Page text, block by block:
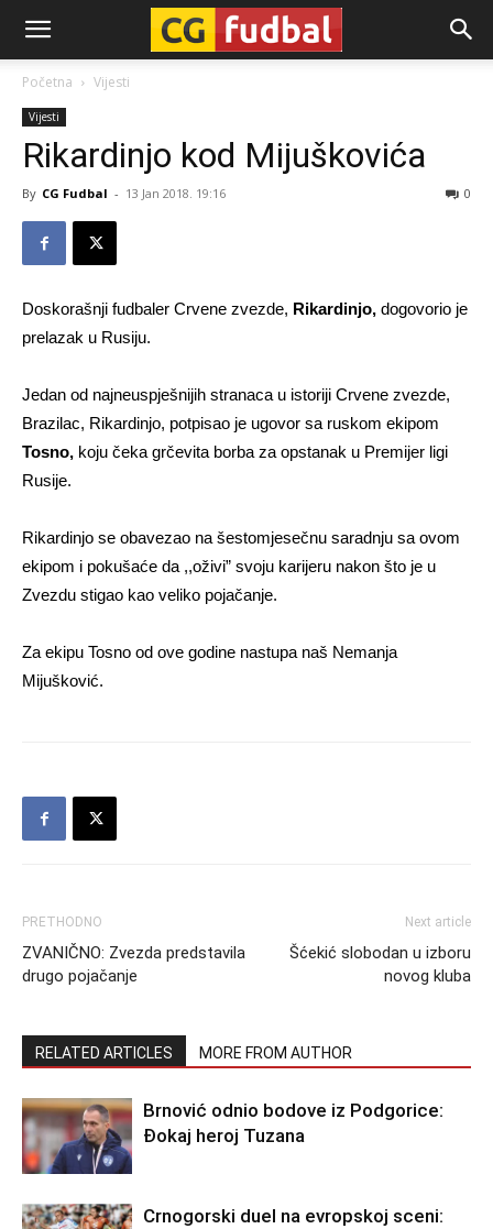
CG-
Fudbal
Početna Vijesti
Vijesti
Rikardinjo kod Mijuškovića
By CG Fudbal - 13 Jan 2018. 19:16 0
Doskorašnji fudbaler Crvene zvezde, Rikardinjo, dogovorio je
prelazak u Rusiju.
Jedan od najneuspješnijih stranaca u istoriji Crvene zvezde,
Brazilac, Rikardinjo, potpisao je ugovor sa ruskom ekipom
Tosno, koju čeka grčevita borba za opstanak u Premijer ligi
Rusije.
Rikardinjo se obavezao na šestomjesečnu saradnju sa ovom
ekipom i pokušaće da ,,oživi” svoju karijeru nakon što je u
Zvezdu stigao kao veliko pojačanje.
Za ekipu Tosno od ove godine nastupa naš Nemanja
Mijušković.
PRETHODNO
ZVANIČNO: Zvezda predstavila
drugo pojačanje
Next article
Šćekić slobodan u izboru
novog kluba
RELATED ARTICLES MORE FROM AUTHOR
Brnović odnio bodove iz Podgorice:
Đokaj heroj Tuzana
Crnogorski duel na evropskoj sceni: